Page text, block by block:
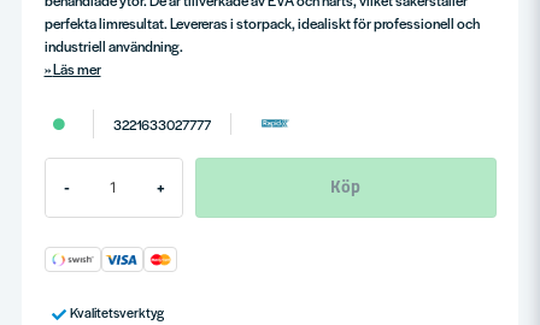
perfekta limresultat. Levereras i storpack, idealiskt för professionell och
industriell användning.
Läs mer
3221633027777
- + Köp
Kvalitetsverktyg